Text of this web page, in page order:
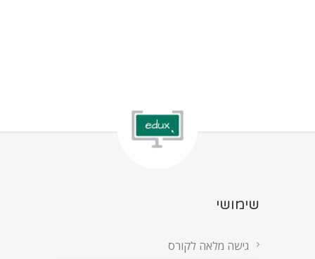
שימושי
גישה מלאה לקורס